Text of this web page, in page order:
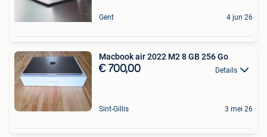
Gent 4 jun 26
Macbook air 2022 M2 8 GB 256 Go
€ 700,00 Details
Sint-Gillis 3 mei 26